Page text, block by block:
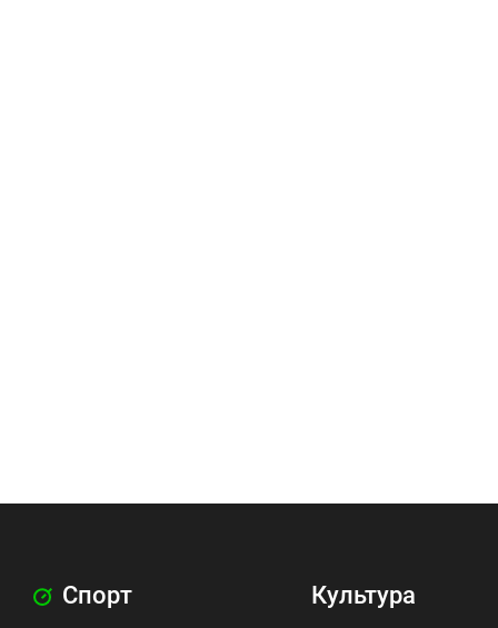
Спорт Культура